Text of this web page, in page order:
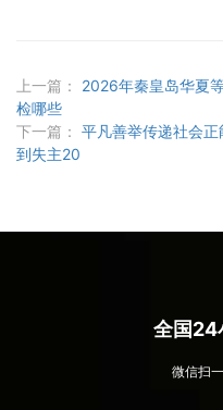
上一篇：
2026年秦皇岛华夏
检哪些
下一篇： 平凡善举传递社会
到失主20
全国24
微信扫